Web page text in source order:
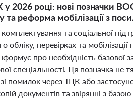
2026 році: нові позначки
та реформа мобілізації з
комплектування та соціальної
обліку, перевірках та
про необхідність базової
спеціальності. Ця позначка
помилок через ТЦК або
документів та звірянні з